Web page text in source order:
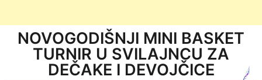
NOVOGODIŠNJI MINI BASKET
TURNIR U SVILAJNCU ZA
DEČAKE I DEVOJČICE